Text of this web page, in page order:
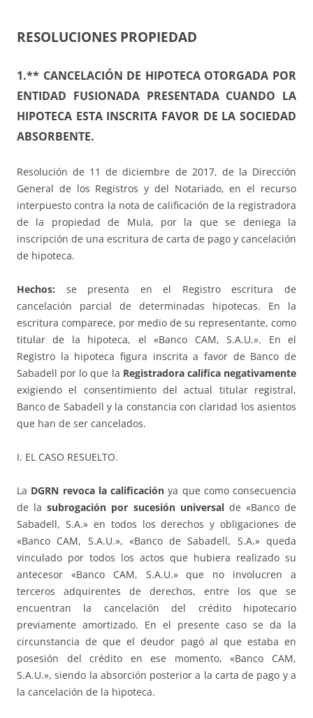
RESOLUCIONES PROPIEDAD
1.** CANCELACIÓN DE HIPOTECA OTORGADA POR
ENTIDAD FUSIONADA PRESENTADA CUANDO LA
HIPOTECA ESTA INSCRITA FAVOR DE LA SOCIEDAD
ABSORBENTE.
Resolución de 11 de diciembre de 2017, de la Dirección
General de los Registros y del Notariado, en el recurso
interpuesto contra la nota de calificación de la registradora
de la propiedad de Mula, por la que se deniega la
inscripción de una escritura de carta de pago y cancelación
de hipoteca.
Hechos: se presenta en el Registro escritura de
cancelación parcial de determinadas hipotecas. En la
escritura comparece, por medio de su representante, como
titular de la hipoteca, el «Banco CAM, S.A.U.». En el
Registro la hipoteca figura inscrita a favor de Banco de
Sabadell por lo que la Registradora califica negativamente
exigiendo el consentimiento del actual titular registral,
Banco de Sabadell y la constancia con claridad los asientos
que han de ser cancelados.
I. EL CASO RESUELTO.
La DGRN revoca la calificación ya que como consecuencia
de lasubrogación por sucesión universalde «Banco de
Sabadell, S.A.» en todos los derechos y obligaciones de
«Banco CAM, S.A.U.», «Banco de Sabadell, S.A.» queda
vinculado por todos los actos que hubiera realizado su
antecesor «Banco CAM, S.A.U.» que no involucren a
terceros adquirentes de derechos, entre los que se
encuentran la cancelación del crédito hipotecario
previamente amortizado. En el presente caso se da la
circunstancia de que el deudor pagó al que estaba en
posesión del crédito en ese momento, «Banco CAM,
S.A.U.», siendo la absorción posterior a la carta de pago y a
la cancelación de la hipoteca.